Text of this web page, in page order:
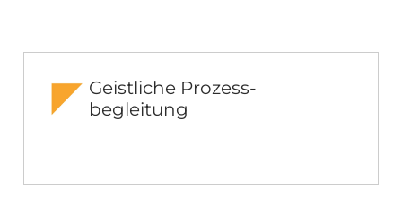
Geistliche Prozess-
begleitung